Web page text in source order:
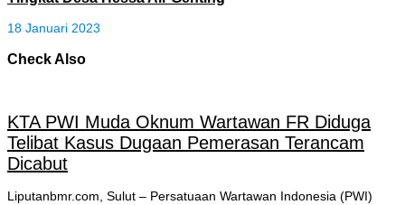
18 Januari 2023
Check Also
KTA PWI Muda Oknum Wartawan FR Diduga
Telibat Kasus Dugaan Pemerasan Terancam
Dicabut
Liputanbmr.com, Sulut – Persatuaan Wartawan Indonesia (PWI)